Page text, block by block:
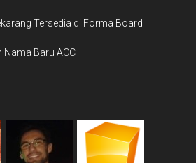
Tersedia di Forma Board
Baru ACC